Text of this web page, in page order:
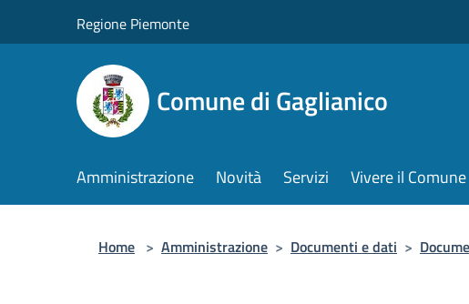
Regione Piemonte
Comune di Gaglianico
Amministrazione Novità Servizi Vivere il Comune
Home > Amministrazione > Documenti e dati >